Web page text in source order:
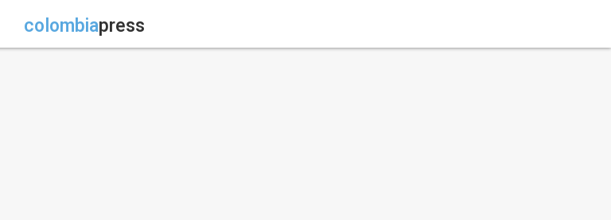
colombiapress